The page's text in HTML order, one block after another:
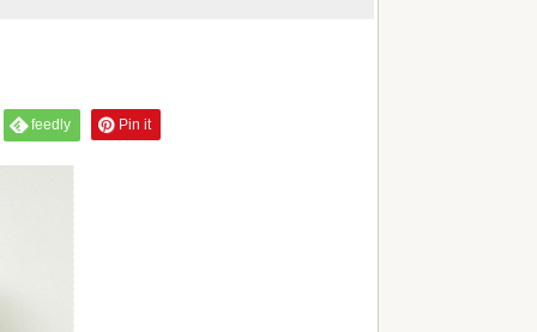
feedly Pin it